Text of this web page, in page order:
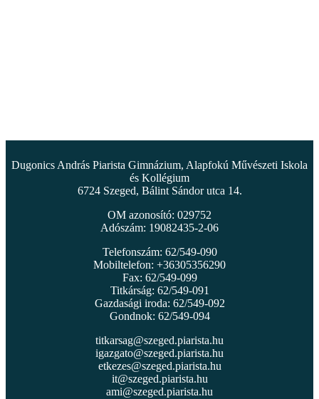
Dugonics András Piarista Gimnázium, Alapfokú Művészeti Iskola
és Kollégium
6724 Szeged, Bálint Sándor utca 14.
OM azonosító: 029752
Adószám: 19082435-2-06
Telefonszám: 62/549-090
Mobiltelefon: +36305356290
Fax: 62/549-099
Titkárság: 62/549-091
Gazdasági iroda: 62/549-092
Gondnok: 62/549-094
titkarsag@szeged.piarista.hu
igazgato@szeged.piarista.hu
etkezes@szeged.piarista.hu
it@szeged.piarista.hu
ami@szeged.piarista.hu